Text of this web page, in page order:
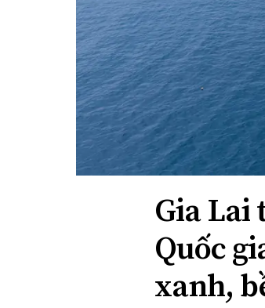
ĐA CHIỀU
Quan điểm
Xi nhan Trái Phải
Bạn đọc viết
Gia Lai
Quốc
xanh,